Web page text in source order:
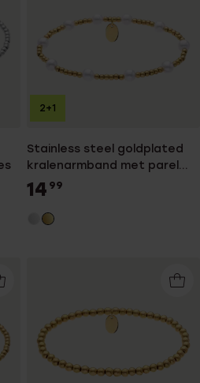
Stainless steel goldplated
kralenarmband met parel
voor dames
14 99
2+1